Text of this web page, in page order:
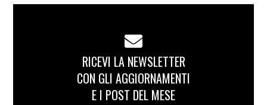
RICEVI LA NEWSLETTER
CON GLI AGGIORNAMENTI
E I POST DEL MESE